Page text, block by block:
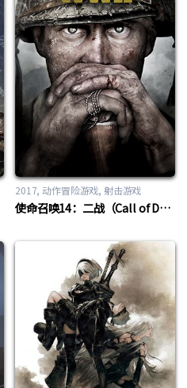
2017 动作冒险游戏, 射击游戏
使命召唤14：二战（Call of Duty 14：WWII）